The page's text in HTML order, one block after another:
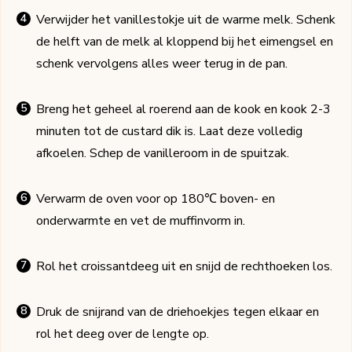
Verwijder het vanillestokje uit de warme melk. Schenk
de helft van de melk al kloppend bij het eimengsel en
schenk vervolgens alles weer terug in de pan.
Breng het geheel al roerend aan de kook en kook 2-3
minuten tot de custard dik is. Laat deze volledig
afkoelen. Schep de vanilleroom in de spuitzak.
Verwarm de oven voor op 180℃ boven- en
onderwarmte en vet de muffinvorm in.
Rol het croissantdeeg uit en snijd de rechthoeken los.
Druk de snijrand van de driehoekjes tegen elkaar en
rol het deeg over de lengte op.